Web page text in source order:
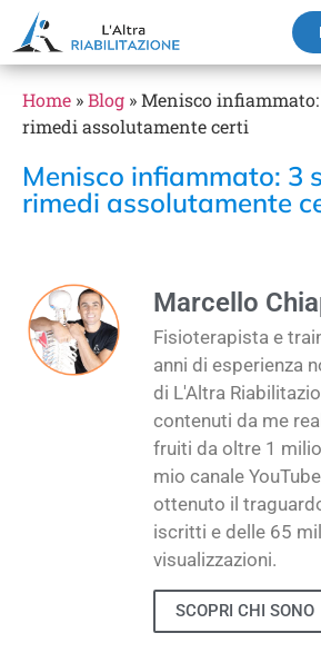
Home »Blog »Menisco
rimedi assolutamente certi
Menisco infiammato: 3
rimedi assolutamente
Marcello
Fisioterapista e
anni di esperienza
di L'Altra
contenuti da me
fruiti da oltre 1
mio canale
ottenuto il
iscritti e delle 65
visualizzazioni.
SCOPRI CHI SONO